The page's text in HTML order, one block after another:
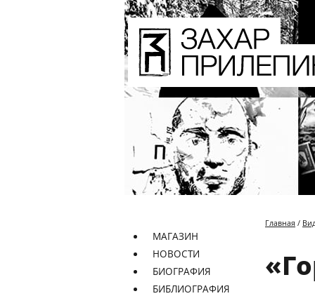
МАГАЗИН
НОВОСТИ
БИОГРАФИЯ
БИБЛИОГРАФИЯ
Главная /